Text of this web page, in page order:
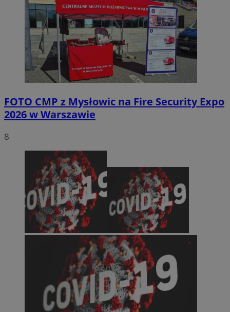
FOTO CMP z Mysłowic na Fire Security Expo
2026 w Warszawie
8